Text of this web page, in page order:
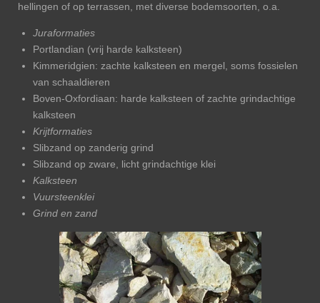
hellingen of op terrassen, met diverse bodemsoorten, o.a.
Juraformaties
Portlandian (vrij harde kalksteen)
Kimmeridgien: zachte kalksteen en mergel, soms fossielen
van schaaldieren
Boven-Oxfordiaan: harde kalksteen of zachte grindachtige
kalksteen
Krijtformaties
Slibzand op zanderig grind
Slibzand op zware, licht grindachtige klei
Kalksteen
Vuursteenklei
Grind en zand